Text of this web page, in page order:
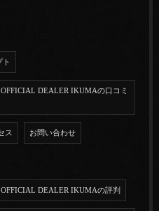
ト
DEALER IKUMAの口コミ
ス お問い合わせ
DEALER IKUMAの評判